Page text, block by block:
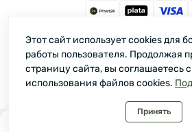
0
Зелмарт © 2026
Этот сайт использует cookies для
работы пользователя. Продолжая
страницу сайта, вы соглашаетесь
использования файлов cookies.
Принять